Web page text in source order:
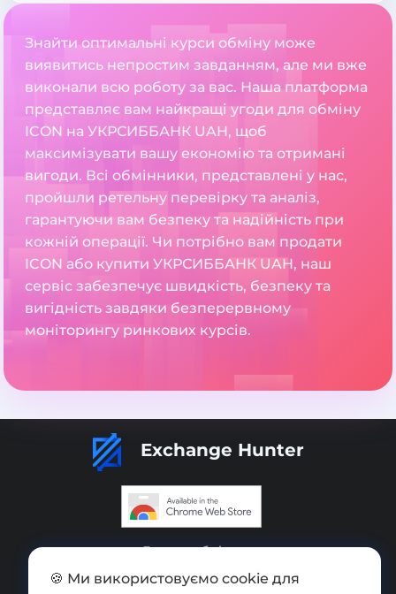
Знайти оптимальні курси обміну може
виявитись непростим завданням, але ми вже
виконали всю роботу за вас. Наша платформа
представляє вам найкращі угоди для обміну
ICON на УКРСИББАНК UAH, щоб
максимізувати вашу економію та отримані
вигоди. Всі обмінники, представлені у нас,
пройшли ретельну перевірку та аналіз,
гарантуючи вам безпеку та надійність при
кожній операції. Чи потрібно вам продати
ICON або купити УКРСИББАНК UAH, наш
сервіс забезпечує швидкість, безпеку та
вигідність завдяки безперервному
моніторингу ринкових курсів.
Exchange Hunter
Додати обмінник
Мапа сайту
🍪 Ми використовуємо cookie для